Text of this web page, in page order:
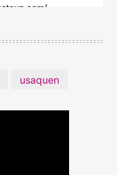
usaquen